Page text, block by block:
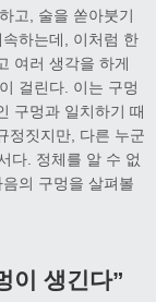
고, 술을 쏟아붓기
하는데, 이처럼 한
여러 생각을 하게
걸린다. 이는 구멍
구멍과 일치하기 때
정짓지만, 다른 누군
다. 정체를 알 수 없
의 구멍을 살펴볼
이 생긴다”